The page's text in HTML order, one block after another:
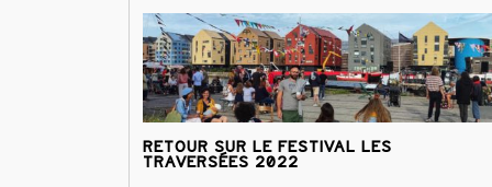
RETOUR SUR LE FESTIVAL LES
TRAVERSÉES 2022